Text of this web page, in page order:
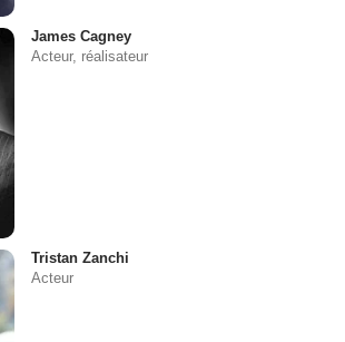
James Cagney
Acteur, réalisateur
Tristan Zanchi
Acteur